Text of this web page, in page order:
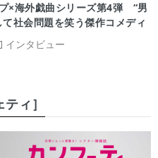
インタビュー
×海外戯曲シリーズ第4弾 “男
社会問題を笑う傑作コメディ
ィ］